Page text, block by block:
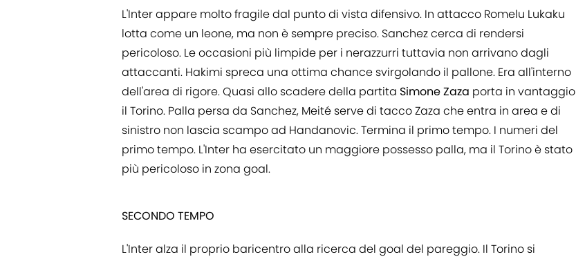
L'Inter appare molto fragile dal punto di vista difensivo. In attacco Romelu Lukaku
lotta come un leone, ma non è sempre preciso. Sanchez cerca di rendersi
pericoloso. Le occasioni più limpide per i nerazzurri tuttavia non arrivano dagli
attaccanti. Hakimi spreca una ottima chance svirgolando il pallone. Era all'interno
dell'area di rigore. Quasi allo scadere della partita Simone Zaza porta in vantaggio
il Torino. Palla persa da Sanchez, Meité serve di tacco Zaza che entra in area e di
sinistro non lascia scampo ad Handanovic. Termina il primo tempo. I numeri del
primo tempo. L'Inter ha esercitato un maggiore possesso palla, ma il Torino è stato
più pericoloso in zona goal.
SECONDO TEMPO
L'Inter alza il proprio baricentro alla ricerca del goal del pareggio. Il Torino si